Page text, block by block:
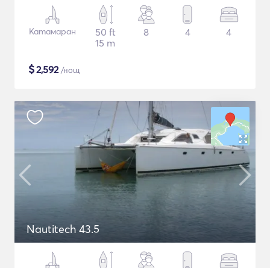
Катамаран
50 ft
15 m
8 4 4
$2,592/нощ
Nautitech 43.5